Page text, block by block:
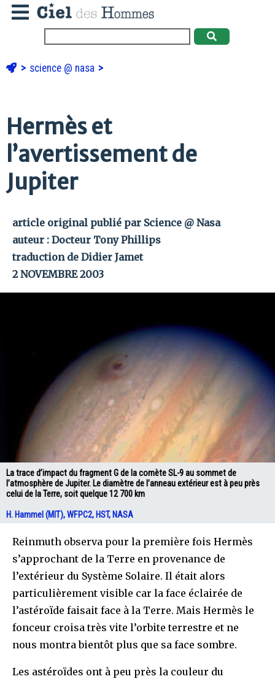
science @ nasa
Hermès et
l’avertissement de
Jupiter
article original publié par Science @ Nasa
auteur : Docteur Tony Phillips
traduction de Didier Jamet
2 NOVEMBRE 2003
La trace d’impact du fragment G de la comète SL-9 au sommet de
l’atmosphère de Jupiter. Le diamètre de l’anneau extérieur est à peu près
celui de la Terre, soit quelque 12 700 km
H. Hammel (MIT), WFPC2, HST, NASA
Reinmuth observa pour la première fois Hermès
s’approchant de la Terre en provenance de
l’extérieur du Système Solaire. Il était alors
particulièrement visible car la face éclairée de
l’astéroïde faisait face à la Terre. Mais Hermès le
fonceur croisa très vite l’orbite terrestre et ne
nous montra bientôt plus que sa face sombre.
Les astéroïdes ont à peu près la couleur du